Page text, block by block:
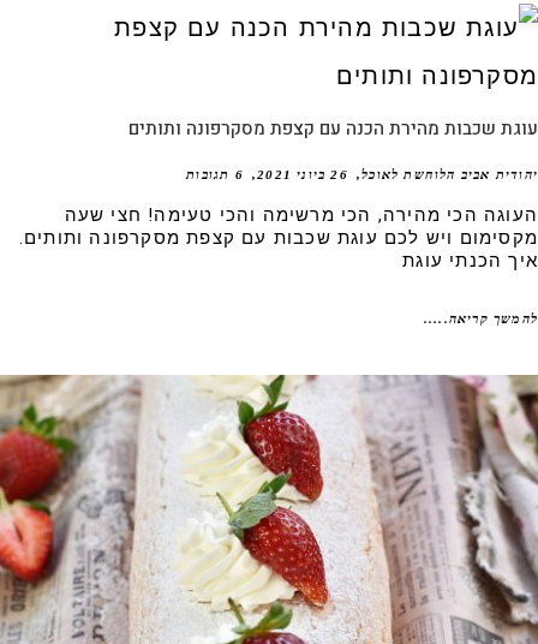
שכבות מהירת הכנה עם קצפת מסקרפונה ותותים
אביב הלוחשת לאוכל 26 ביוני 2021 6 תגובות
הכי מהירה, הכי מרשימה והכי טעימה! חצי שעה
ויש לכם עוגת שכבות עם קצפת מסקרפונה ותותים.
הכנתי עוגת
קריאה.....